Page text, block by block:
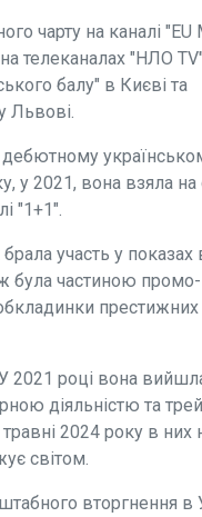
чарту на каналі "EU
телеканалах "НЛО TV"
балу" в Києві та
Львові.
дебютному
у 2021, вона взяла
"1+1".
участь у показах
була частиною промо-
2021 році вона
діяльністю та
2024 року в них
світом.
вторгнення в